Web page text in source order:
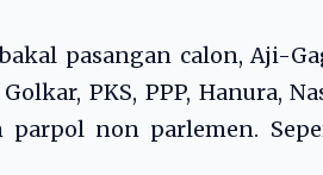
pasangan calon, Aji-
PKS, PPP, Hanura,
non parlemen.